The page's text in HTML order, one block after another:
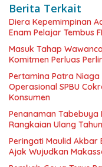
Berita Terkait
Diera Kepemimpinan
Enam Pelajar Tembus
Masuk Tahap
Komitmen Perluas
Pertamina Patra Niaga
Operasional SPBU
Konsumen
Penanaman Tabebuya
Rangkaian Ulang
Peringati Maulid Akbar
Ajak Wujudkan